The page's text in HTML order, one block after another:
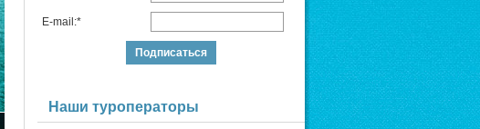
E-mail:*
Наши туроператоры